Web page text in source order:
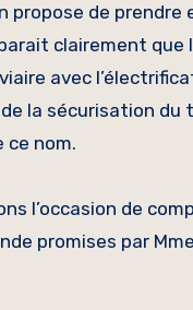
propose de
clairement
avec
la sécurisation
ce nom.
l’occasion de
promises par